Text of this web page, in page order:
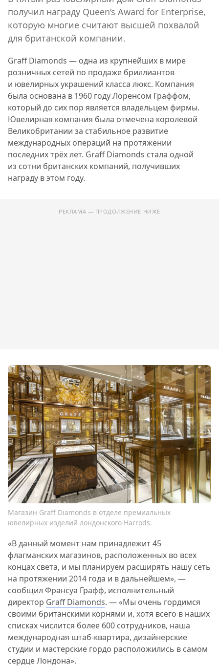
получил награду Queen’s Award for Enterprise,
которую многие считают высшей похвалой
для британской компании.
Graff Diamonds — одна из крупнейших в мире
розничных сетей по продаже бриллиантов
и ювелирных украшений класса люкс. Компания
была основана в 1960 году Лоренсом Граффом,
который до сих пор является владельцем фирмы.
Ювелирная компания была отмечена королевой
Великобритании за стабильное развитие
международных операций на протяжении
последних трёх лет. Graff Diamonds стала одной
из сотни британских компаний, получивших
награду в этом году.
РЕКЛАМА — ПРОДОЛЖЕНИЕ НИЖЕ
Магазин Graff Diamonds в отделе премиальных
ювелирных изделий лондонского Harrods.
«В данный момент нам принадлежит 45
флагманских магазинов, расположенных во всех
концах света, и мы планируем расширять нашу сеть
на протяжении 2014 года и в дальнейшем», —
сообщил Франсуа Графф, исполнительный
директор Graff Diamonds. — «Мы очень гордимся
своими британскими корнями и, хотя всего в наших
списках числится более 600 сотрудников, наша
международная штаб-квартира, дизайнерские
студии и мастерские гордо расположились в самом
сердце Лондона».